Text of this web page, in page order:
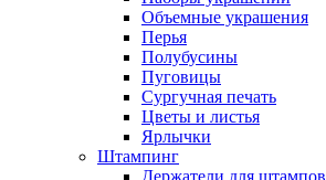
Объемные украшения
Перья
Полубусины
Пуговицы
Сургучная печать
Цветы и листья
Ярлычки
Штампинг
Держатели для штампов